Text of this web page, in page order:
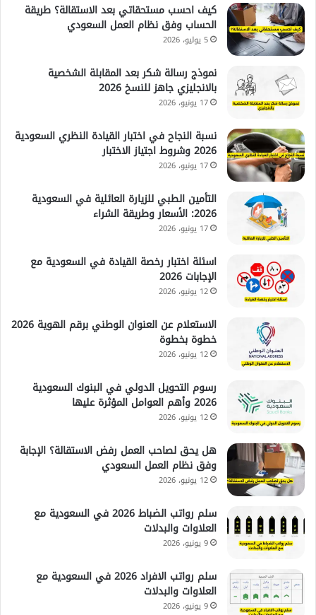
كيف احسب مستحقاتي بعد الاستقالة؟ طريقة
الحساب وفق نظام العمل السعودي
5 يوليو، 2026
نموذج رسالة شكر بعد المقابلة الشخصية
بالانجليزي جاهز للنسخ 2026
17 يونيو، 2026
نسبة النجاح في اختبار القيادة النظري السعودية
2026 وشروط اجتياز الاختبار
17 يونيو، 2026
التأمين الطبي للزيارة العائلية في السعودية
2026: الأسعار وطريقة الشراء
17 يونيو، 2026
اسئلة اختبار رخصة القيادة في السعودية مع
الإجابات 2026
12 يونيو، 2026
الاستعلام عن العنوان الوطني برقم الهوية 2026
خطوة بخطوة
12 يونيو، 2026
رسوم التحويل الدولي في البنوك السعودية
2026 وأهم العوامل المؤثرة عليها
12 يونيو، 2026
هل يحق لصاحب العمل رفض الاستقالة؟ الإجابة
وفق نظام العمل السعودي
12 يونيو، 2026
سلم رواتب الضباط 2026 في السعودية مع
العلاوات والبدلات
9 يونيو، 2026
سلم رواتب الافراد 2026 في السعودية مع
العلاوات والبدلات
9 يونيو، 2026